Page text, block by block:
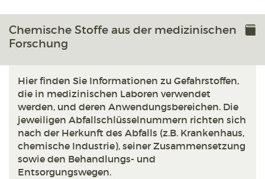
Chemische Stoffe aus der medizinischen
Forschung
Hier finden Sie Informationen zu Gefahrstoffen,
die in medizinischen Laboren verwendet
werden, und deren Anwendungsbereichen. Die
jeweiligen Abfallschlüsselnummern richten sich
nach der Herkunft des Abfalls (z.B. Krankenhaus,
chemische Industrie), seiner Zusammensetzung
sowie den Behandlungs- und
Entsorgungswegen.